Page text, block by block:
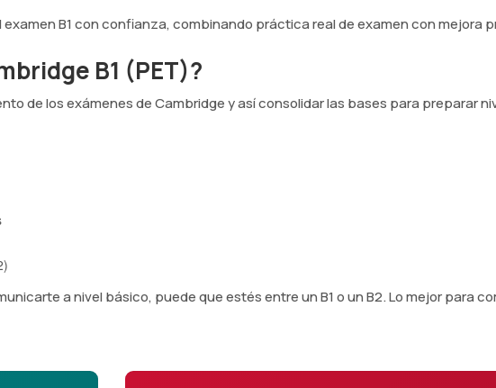
B1 con confianza, combinando práctica real de examen con mejora
B1 (PET)?
de los exámenes de Cambridge y así consolidar las bases para preparar
a nivel básico, puede que estés entre un B1 o un B2. Lo mejor para